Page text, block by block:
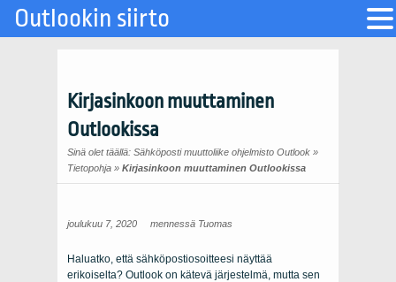
Kirjasinkoon muuttaminen
Outlookissa
Sinä olet täällä: Sähköposti muuttoliike ohjelmisto Outlook »
Tietopohja » Kirjasinkoon muuttaminen Outlookissa
joulukuu 7, 2020 mennessä Tuomas
Haluatko, että sähköpostiosoitteesi näyttää
erikoiselta? Outlook on kätevä järjestelmä, mutta sen
Outlookin siirto